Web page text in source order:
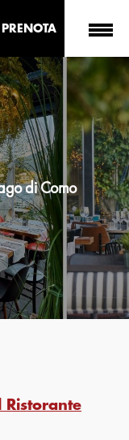
PRENOTA
di Como
Ristorante